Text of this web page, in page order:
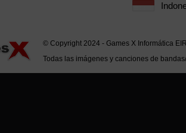
© Copyright 2024 - Games X Informática
Todas las imágenes y canciones de